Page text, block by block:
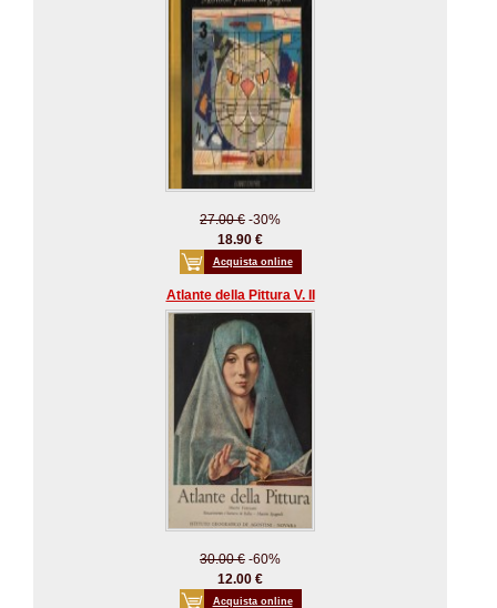
27.00 € -30%
18.90 €
Acquista online
Atlante della Pittura V. II
30.00 € -60%
12.00 €
Acquista online